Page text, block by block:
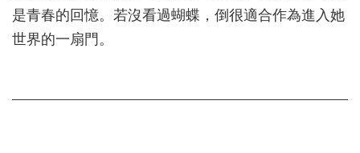
是青春的回憶。若沒看過蝴蝶，倒很適合作為進入她
世界的一扇門。